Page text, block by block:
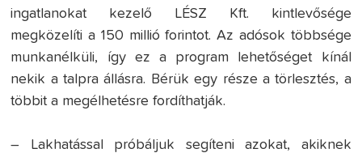
ingatlanokat kezelő LÉSZ Kft. kintlevősége
megközelíti a 150 millió forintot. Az adósok többsége
munkanélküli, így ez a program lehetőséget kínál
nekik a talpra állásra. Bérük egy része a törlesztés, a
többit a megélhetésre fordíthatják.
– Lakhatással próbáljuk segíteni azokat, akiknek